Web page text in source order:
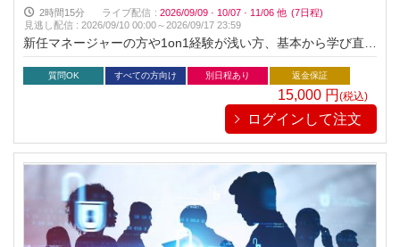
2時間15分 ライブ配信 : 2026/09/09 · 10/07 · 11/06 他 (7日程)
見逃し配信 :2026/09/10 00:00～2026/09/17 23:59
新任マネージャーの方や1on1経験が浅い方、基本から学び直し
たい方向けの実践セミナーです。1on1を行うために必ず身につ
けておきたいマインドから、すぐに使える具体的なスキル、事
例解説まで、この動画でトータルに学べます。次世代人材育成
に欠かせない「個別支援＝1on1」の実践力を身につけて、部下
のモチベーションアップに活かしましょう。
質問OK すべての方向け 別日程あり 返金保証
15,000 円 (税込)
ログインして注文